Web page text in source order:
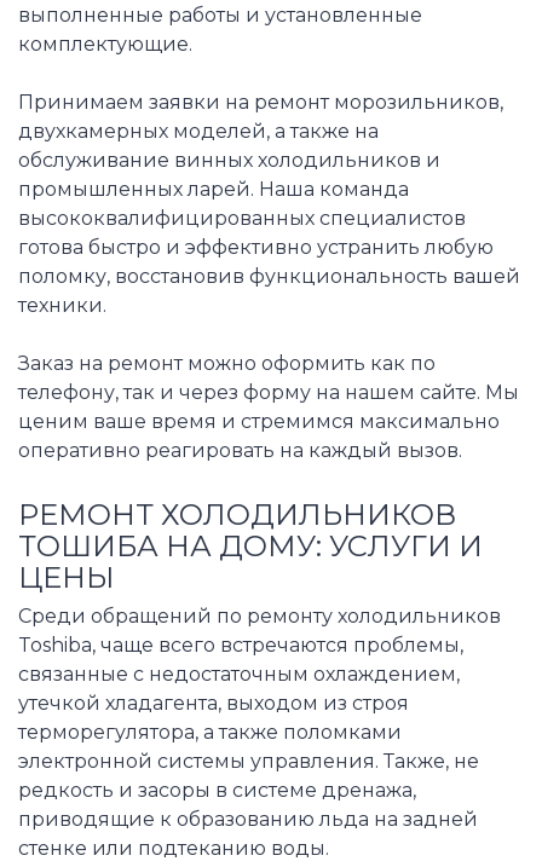
выполненные работы и установленные
комплектующие.
Принимаем заявки на ремонт морозильников,
двухкамерных моделей, а также на
обслуживание винных холодильников и
промышленных ларей. Наша команда
высококвалифицированных специалистов
готова быстро и эффективно устранить любую
поломку, восстановив функциональность вашей
техники.
Заказ на ремонт можно оформить как по
телефону, так и через форму на нашем сайте. Мы
ценим ваше время и стремимся максимально
оперативно реагировать на каждый вызов.
РЕМОНТ ХОЛОДИЛЬНИКОВ
ТОШИБА НА ДОМУ: УСЛУГИ И
ЦЕНЫ
Среди обращений по ремонту холодильников
Toshiba, чаще всего встречаются проблемы,
связанные с недостаточным охлаждением,
утечкой хладагента, выходом из строя
терморегулятора, а также поломками
электронной системы управления. Также, не
редкость и засоры в системе дренажа,
приводящие к образованию льда на задней
стенке или подтеканию воды.